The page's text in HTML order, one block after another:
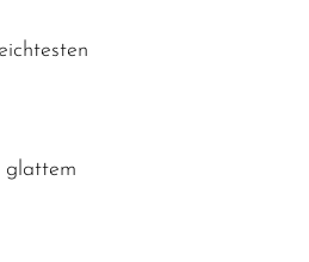
glattem